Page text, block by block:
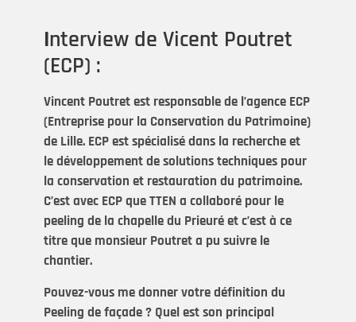
Interview de Vicent Poutret
(ECP) :
Vincent Poutret est responsable de l’agence ECP
(Entreprise pour la Conservation du Patrimoine)
de Lille. ECP est spécialisé dans la recherche et
le développement de solutions techniques pour
la conservation et restauration du patrimoine.
C’est avec ECP que TTEN a collaboré pour le
peeling de la chapelle du Prieuré et c’est à ce
titre que monsieur Poutret a pu suivre le
chantier.
Pouvez-vous me donner votre définition du
Peeling de façade ? Quel est son principal